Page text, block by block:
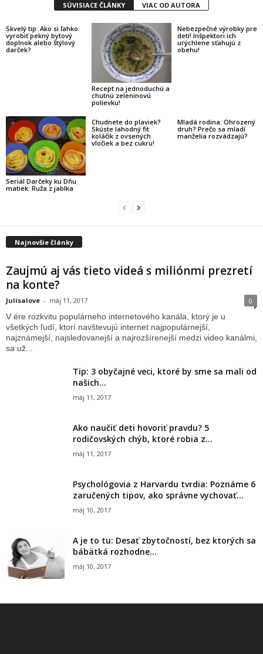
SÚVISIACE ČLÁNKY VIAC OD AUTORA
Skvelý tip: Ako si ľahko
vyrobiť pekný bytový
doplnok alebo štýlový
darček?
Recept na jednoduchú a
chutnú zeleninovú
polievku!
Nebezpečné výrobky pre
deti! Inšpektori ich
urýchlene sťahujú z
obehu!
Seriál Darčeky ku Dňu
matiek: Ruža z jablka
Chudnete do plaviek?
Skúste lahodný fit
koláčik z ovsených
vločiek a bez cukru!
Mladá rodina: Ohrozený
druh? Prečo sa mladí
manželia rozvádzajú?
Najnovšie články
Zaujmú aj vás tieto videá s miliónmi prezretí
na konte?
Julisalove - máj 11, 2017 0
V ére rozkvitu populárneho internetového kanála, ktorý je u
všetkých ľudí, ktorí navštevujú internet najpopulárnejší,
najznámejší, najsledovanejší a najrozšírenejší medzi video kanálmi,
sa už...
Tip: 3 obyčajné veci, ktoré by sme sa mali od
našich...
máj 11, 2017
Ako naučiť deti hovoriť pravdu? 5
rodičovských chýb, ktoré robia z...
máj 11, 2017
Psychológovia z Harvardu tvrdia: Poznáme 6
zaručených tipov, ako správne vychovať...
máj 10, 2017
A je to tu: Desať zbytočností, bez ktorých sa
bábätká rozhodne...
máj 10, 2017